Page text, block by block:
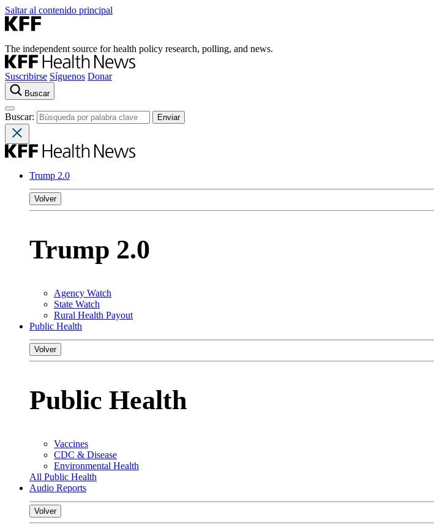
Saltar al contenido principal
The independent source for health policy research, polling, and news.
Suscribirse Síguenos Donar
Buscar
Buscar:
Trump 2.0
Volver
Trump 2.0
Agency Watch
State Watch
Rural Health Payout
Public Health
Volver
Public Health
Vaccines
CDC & Disease
Environmental Health
All Public Health
Audio Reports
Volver